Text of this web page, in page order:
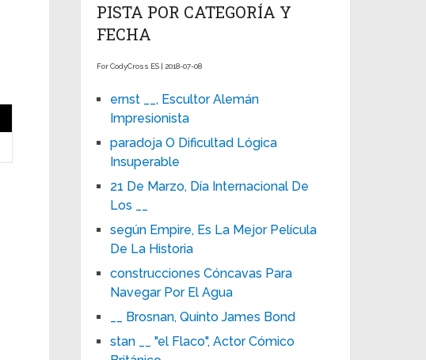
PISTA POR CATEGORÍA Y
FECHA
For CodyCross ES | 2018-07-08
ernst __, Escultor Alemán
Impresionista
paradoja O Dificultad Lógica
Insuperable
21 De Marzo, Día Internacional De
Los __
según Empire, Es La Mejor Película
De La Historia
construcciones Cóncavas Para
Navegar Por El Agua
__ Brosnan, Quinto James Bond
stan __ "el Flaco", Actor Cómico